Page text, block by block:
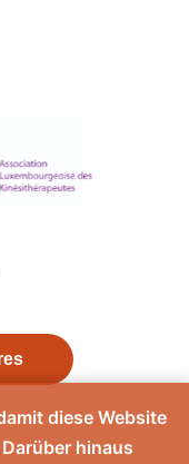
diese Website
hinaus